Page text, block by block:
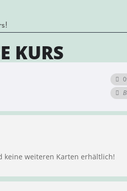
KURS
keine weiteren Karten erhältlich!